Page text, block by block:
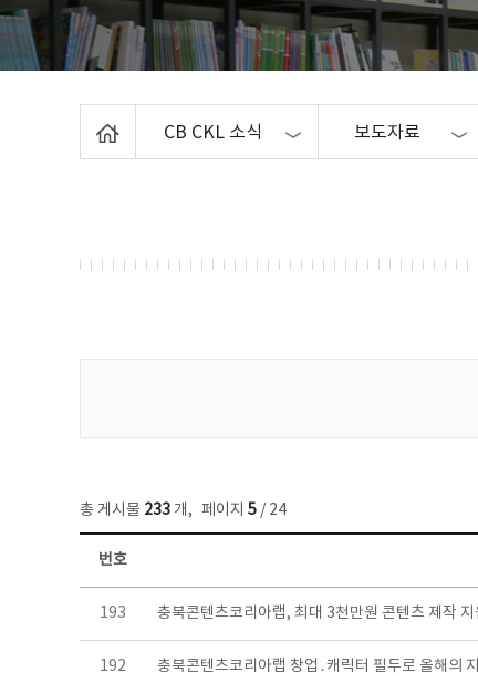
CB CKL 소식 보도자료
총 게시물 233 개, 페이지 5 / 24
보도자료 목록 - 번호, 제목, 작성자, 파일, 조회수, 작성일 정보 제공
번호
193 충북콘텐츠코리아랩, 최대 3천만원 콘텐츠 제작 지
192 충북콘텐츠코리아랩 창업․캐릭터 필두로 올해의